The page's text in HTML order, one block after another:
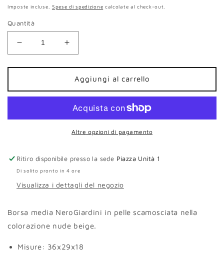
di
Imposte incluse. Spese di spedizione calcolate al check-out.
Quantità
Diminuisci
quantità
per
media
NeroGiardini
nude
Aumenta
quantità
per
Borsa
media
NeroGiardini
camoscio
nude
Aggiungi al carrello
Altre opzioni di pagamento
Ritiro disponibile presso la sede Piazza Unità 1
Di solito pronto in 4 ore
Visualizza i dettagli del negozio
Borsa media NeroGiardini in pelle scamosciata nella
colorazione nude beige.
Misure: 36x29x18